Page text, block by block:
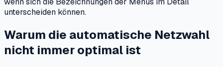
unterscheiden können.
Warum die automatische Netzwahl
nicht immer optimal ist